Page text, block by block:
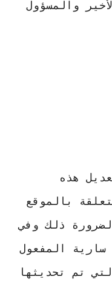
والخدمات عندما تستدعي الضرورة ذلك وفي